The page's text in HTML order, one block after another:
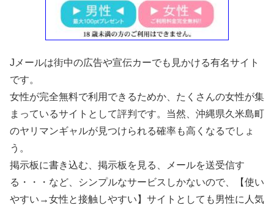
Jメールは街中の広告や宣伝カーでも見かける有名サイト
です。
女性が完全無料で利用できるためか、たくさんの女性が集
まっているサイトとして評判です。当然、沖縄県久米島町
のヤリマンギャルが見つけられる確率も高くなるでしょ
う。
掲示板に書き込む、掲示板を見る、メールを送受信す
る・・・など、シンプルなサービスしかないので、【使い
やすい→女性と接触しやすい】サイトとしても男性に人気